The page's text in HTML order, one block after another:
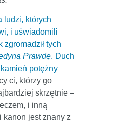
ludzi, których
i uświadomili
tych
Prawdę. Duch
potężny
ci, którzy go
skrzętnie –
i inną
kanon jest znany z